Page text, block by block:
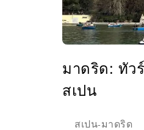
มาดริด: ทัว
สเปน
สเปน-มาดริด